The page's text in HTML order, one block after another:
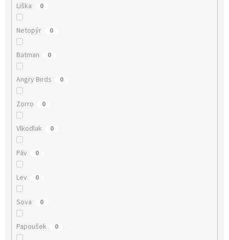
Liška 0
Netopýr 0
Batman 0
Angry Birds 0
Zorro 0
Vlkodlak 0
Páv 0
Lev 0
Sova 0
Papoušek 0